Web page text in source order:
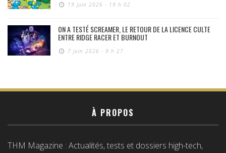
19 juin 2026 - 19 h 02
ON A TESTÉ SCREAMER, LE RETOUR DE LA LICENCE CULTE
ENTRE RIDGE RACER ET BURNOUT
7 juin 2026 - 9 h 27
À PROPOS
THM Magazine : Actualités, tests et dossiers high-tech,